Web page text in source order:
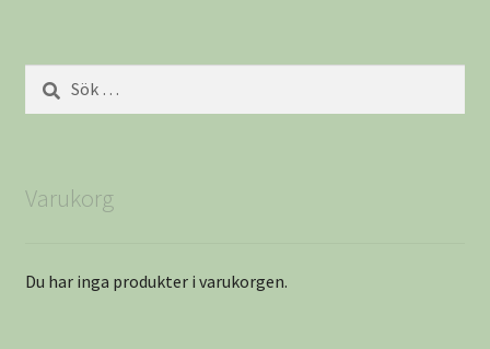
Sök
efter:
Varukorg
Du har inga produkter i varukorgen.